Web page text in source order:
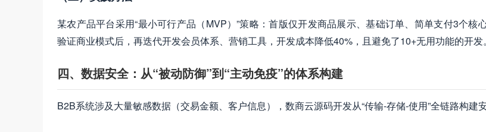
某农产品平台采用“最小可行产品（MVP）”策略：首版仅开发商品展示、基础订单、简单支付3个核
验证商业模式后，再迭代开发会员体系、营销工具，开发成本降低40%，且避免了10+无用功能的开发。
四、数据安全：从“被动防御”到“主动免疫”的体系构建
B2B系统涉及大量敏感数据（交易金额、客户信息），数商云源码开发从“传输-存储-使用”全链路构建安